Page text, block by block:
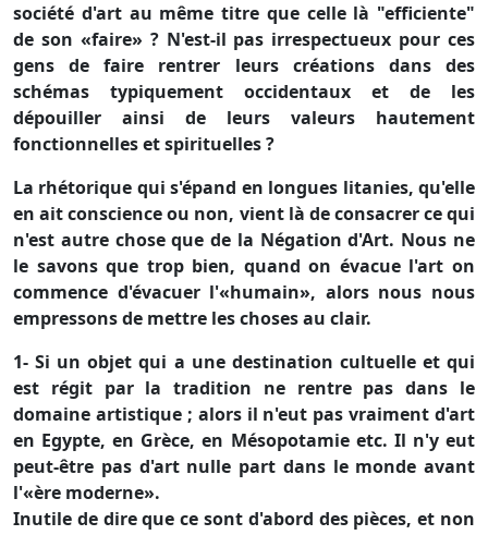
société d'art au même titre que celle là "efficiente"
de son «faire» ? N'est-il pas irrespectueux pour ces
gens de faire rentrer leurs créations dans des
schémas typiquement occidentaux et de les
dépouiller ainsi de leurs valeurs hautement
fonctionnelles et spirituelles ?
La rhétorique qui s'épand en longues litanies, qu'elle
en ait conscience ou non, vient là de consacrer ce qui
n'est autre chose que de la Négation d'Art. Nous ne
le savons que trop bien, quand on évacue l'art on
commence d'évacuer l'«humain», alors nous nous
empressons de mettre les choses au clair.
1- Si un objet qui a une destination cultuelle et qui
est régit par la tradition ne rentre pas dans le
domaine artistique ; alors il n'eut pas vraiment d'art
en Egypte, en Grèce, en Mésopotamie etc. Il n'y eut
peut-être pas d'art nulle part dans le monde avant
l'«ère moderne».
Inutile de dire que ce sont d'abord des pièces, et non